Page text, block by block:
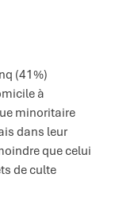
(41%)
à
minoritaire
dans leur
que celui
de culte